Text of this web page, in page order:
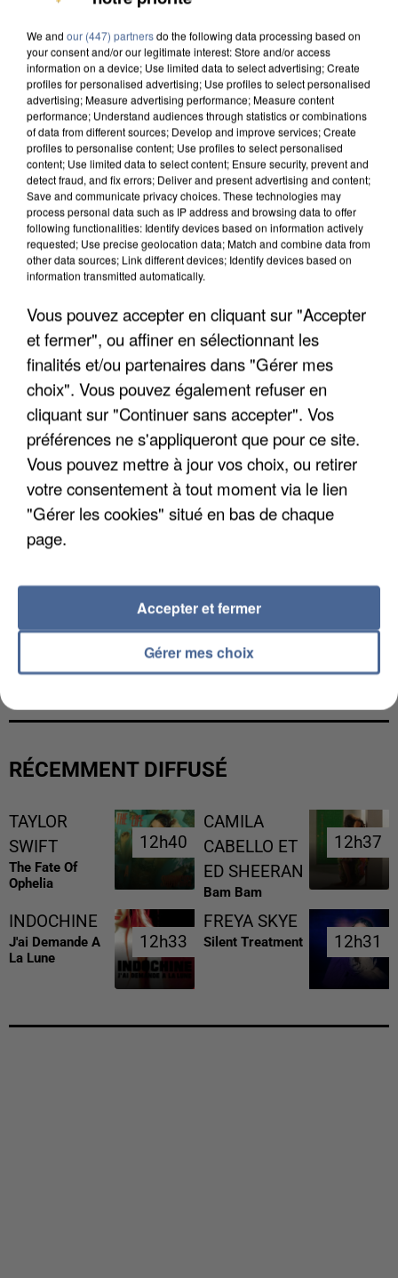
LES DONNÉES DE 300 000 CLIENTS DÉROBÉES À
INTERMARCHÉ APRÈS UNE...
GABRIEL ATTAL ET RAPHAËL GLUCKSMANN
VISÉS PAR DES INGÉRENCES...
RÉCEMMENT DIFFUSÉ
TAYLOR
SWIFT
The Fate Of
Ophelia
12h40
12h40
CAMILA
CABELLO ET
ED SHEERAN
Bam Bam
12h37
12h37
INDOCHINE
J'ai Demande A
La Lune
12h33
12h33
FREYA SKYE
Silent Treatment 12h31
12h31
We and our (447) partnersdo the following data processing based on
your consent and/or our legitimate interest: Store and/or access
information on a device; Use limited data to select advertising; Create
profiles for personalised advertising; Use profiles to select personalised
advertising; Measure advertising performance; Measure content
performance; Understand audiences through statistics or combinations
of data from different sources; Develop and improve services; Create
profiles to personalise content; Use profiles to select personalised
content; Use limited data to select content; Ensure security, prevent and
detect fraud, and fix errors; Deliver and present advertising and content;
Save and communicate privacy choices. These technologies may
process personal data such as IP address and browsing data to offer
following functionalities: Identify devices based on information actively
requested; Use precise geolocation data; Match and combine data from
other data sources; Link different devices; Identify devices based on
information transmitted automatically.
Vous pouvez accepter en cliquant sur "Accepter
et fermer", ou affiner en sélectionnant les
finalités et/ou partenaires dans "Gérer mes
choix". Vous pouvez également refuser en
cliquant sur "Continuer sans accepter". Vos
préférences ne s'appliqueront que pour ce site.
Vous pouvez mettre à jour vos choix, ou retirer
votre consentement à tout moment via le lien
"Gérer les cookies" situé en bas de chaque
page.
Gérer mes choix
Accepter et fermer